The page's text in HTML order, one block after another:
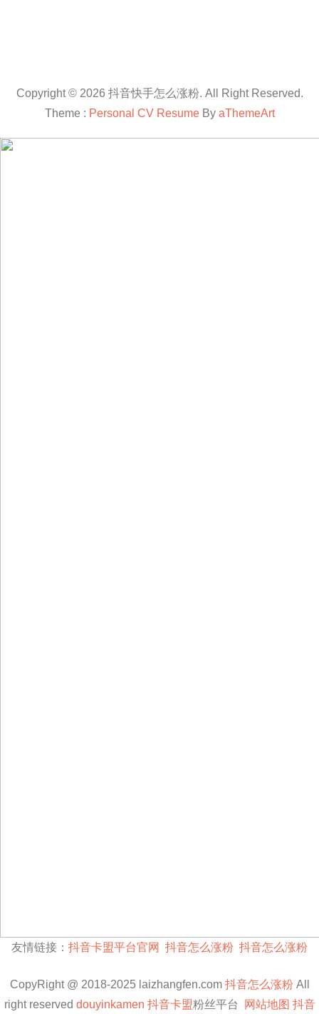
Copyright © 2026 抖音快手怎么涨粉. All Right Reserved.
Theme : Personal CV ResumeBy aThemeArt
友情链接： 抖音卡盟平台官网 抖音怎么涨粉 抖音怎么涨粉
CopyRight @ 2018-2025 laizhangfen.com 抖音怎么涨粉All
right reserved douyinkamen 抖音卡盟粉丝平台 网站地图 抖音